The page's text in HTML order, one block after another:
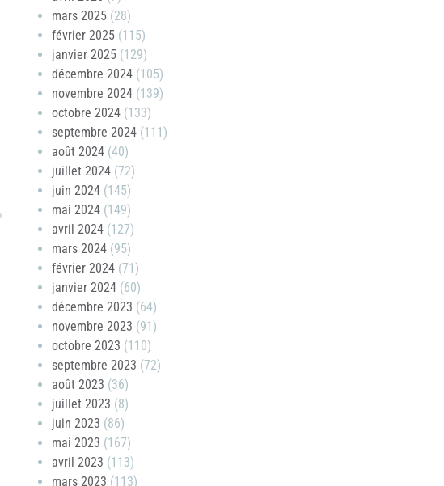
mars 2025 (28)
février 2025 (115)
janvier 2025 (129)
décembre 2024 (105)
novembre 2024 (139)
octobre 2024 (133)
septembre 2024 (111)
août 2024 (40)
juillet 2024 (72)
juin 2024 (145)
mai 2024 (149)
avril 2024 (127)
mars 2024 (95)
février 2024 (71)
janvier 2024 (60)
décembre 2023 (64)
novembre 2023 (91)
octobre 2023 (110)
septembre 2023 (72)
août 2023 (36)
juillet 2023 (8)
juin 2023 (86)
mai 2023 (167)
avril 2023 (113)
mars 2023 (113)